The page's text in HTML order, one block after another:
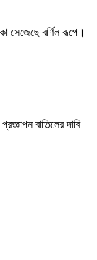
সেজেছে বর্ণিল রূপে।
বাতিলের দাবি